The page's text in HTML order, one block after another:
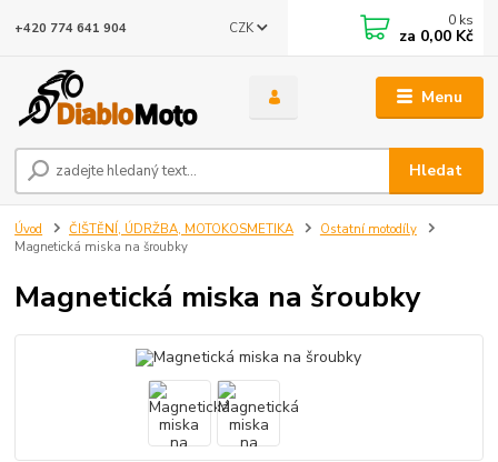
Menu
CZK
Hledat
+420 774 641 904 0 ks
za 0,00 Kč
Úvod ČIŠTĚNÍ, ÚDRŽBA, MOTOKOSMETIKA
Ostatní motodíly
Magnetická miska na šroubky
Magnetická miska na šroubky